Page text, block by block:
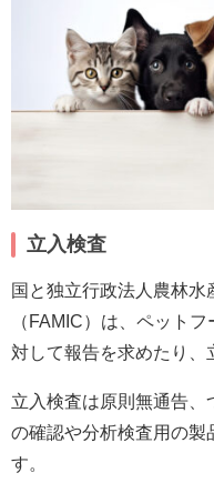
立入検査
国と独立行政法人農林
（FAMIC）は、ペット
対して報告を求めたり、
立入検査は原則無通告
の確認や分析検査用の製
す。